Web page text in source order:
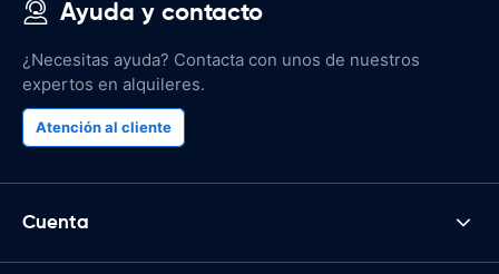
Ayuda y contacto
¿Necesitas ayuda? Contacta con unos de nuestros
expertos en alquileres.
Atención al cliente
Cuenta